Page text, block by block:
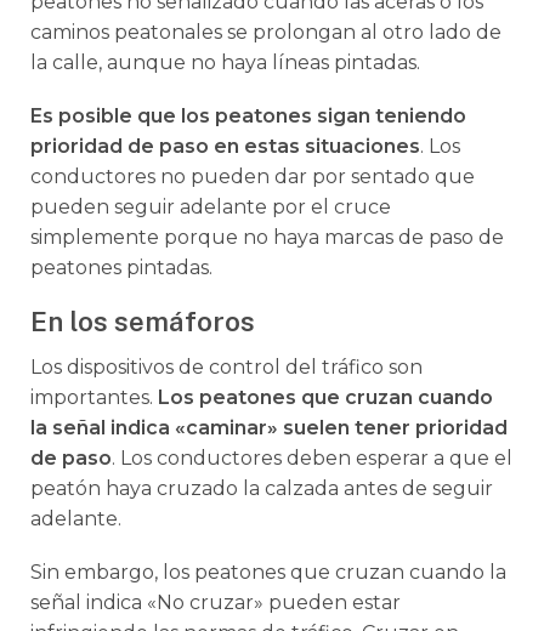
caminos peatonales se prolongan al otro lado de
la calle, aunque no haya líneas pintadas.
Es posible que los peatones sigan teniendo
prioridad de paso en estas situaciones. Los
conductores no pueden dar por sentado que
pueden seguir adelante por el cruce
simplemente porque no haya marcas de paso de
peatones pintadas.
En los semáforos
Los dispositivos de control del tráfico son
importantes. Los peatones que cruzan cuando
la señal indica «caminar» suelen tener prioridad
de paso. Los conductores deben esperar a que el
peatón haya cruzado la calzada antes de seguir
adelante.
Sin embargo, los peatones que cruzan cuando la
señal indica «No cruzar» pueden estar